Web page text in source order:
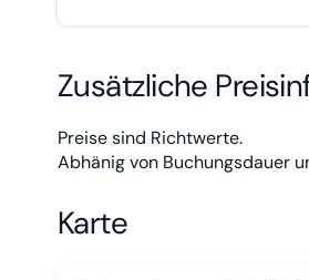
Zusätzliche
Preise sind Richtwerte.
Abhänig von Buchungsdauer
Karte